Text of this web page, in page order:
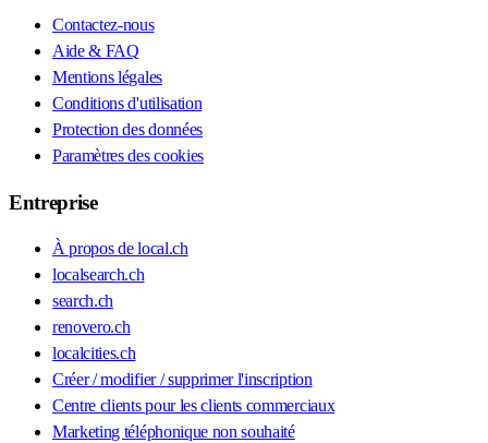
Contactez-nous
Aide & FAQ
Mentions légales
Conditions d'utilisation
Protection des données
Paramètres des cookies
Entreprise
À propos de local.ch
localsearch.ch
search.ch
renovero.ch
localcities.ch
Créer / modifier / supprimer l'inscription
Centre clients pour les clients commerciaux
Marketing téléphonique non souhaité